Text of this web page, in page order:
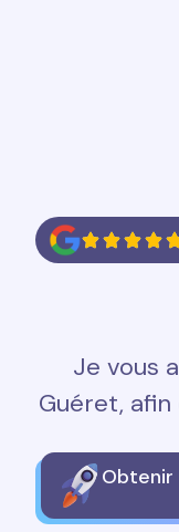
Je vous
Guéret,
Obtenir